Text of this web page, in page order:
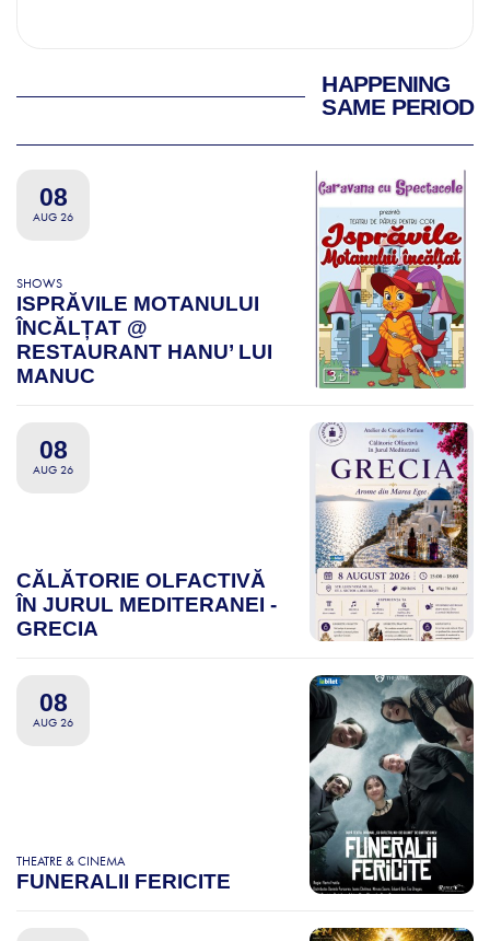
HAPPENING
SAME PERIOD
08
AUG 26
SHOWS
ISPRĂVILE MOTANULUI
ÎNCĂLȚAT @
RESTAURANT HANU’ LUI
MANUC
08
AUG 26
CĂLĂTORIE OLFACTIVĂ
ÎN JURUL MEDITERANEI -
GRECIA
08
AUG 26
THEATRE & CINEMA
FUNERALII FERICITE